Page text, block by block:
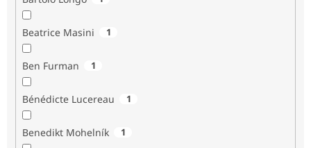
Beatrice Masini 1
Ben Furman 1
Bénédicte Lucereau 1
Benedikt Mohelník 1